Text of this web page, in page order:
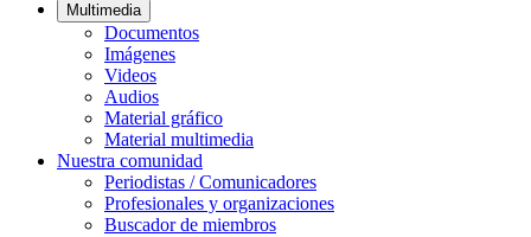
Multimedia
Documentos
Imágenes
Videos
Audios
Material gráfico
Material multimedia
Nuestra comunidad
Periodistas / Comunicadores
Profesionales y organizaciones
Buscador de miembros